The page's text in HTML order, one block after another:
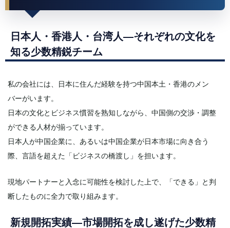
日本人・香港人・台湾人—それぞれの文化を
知る少数精鋭チーム
私の会社には、日本に住んだ経験を持つ中国本土・香港のメン
バーがいます。
日本の文化とビジネス慣習を熟知しながら、中国側の交渉・調整
ができる人材が揃っています。
日本人が中国企業に、あるいは中国企業が日本市場に向き合う
際、言語を超えた「ビジネスの橋渡し」を担います。
現地パートナーと入念に可能性を検討した上で、「できる」と判
断したものに全力で取り組みます。
新規開拓実績—市場開拓を成し遂げた少数精